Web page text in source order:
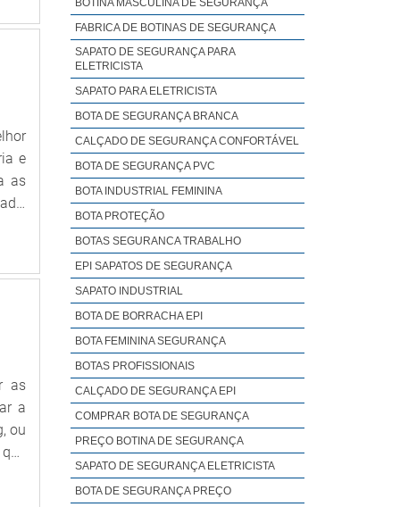
de
a
o
e
as
as
a
ou
o
BOTINA MASCULINA DE SEGURANÇA
FABRICA DE BOTINAS DE SEGURANÇA
SAPATO DE SEGURANÇA PARA
ELETRICISTA
SAPATO PARA ELETRICISTA
BOTA DE SEGURANÇA BRANCA
CALÇADO DE SEGURANÇA CONFORTÁVEL
BOTA DE SEGURANÇA PVC
BOTA INDUSTRIAL FEMININA
BOTA PROTEÇÃO
BOTAS SEGURANCA TRABALHO
EPI SAPATOS DE SEGURANÇA
SAPATO INDUSTRIAL
BOTA DE BORRACHA EPI
BOTA FEMININA SEGURANÇA
BOTAS PROFISSIONAIS
CALÇADO DE SEGURANÇA EPI
COMPRAR BOTA DE SEGURANÇA
PREÇO BOTINA DE SEGURANÇA
SAPATO DE SEGURANÇA ELETRICISTA
BOTA DE SEGURANÇA PREÇO